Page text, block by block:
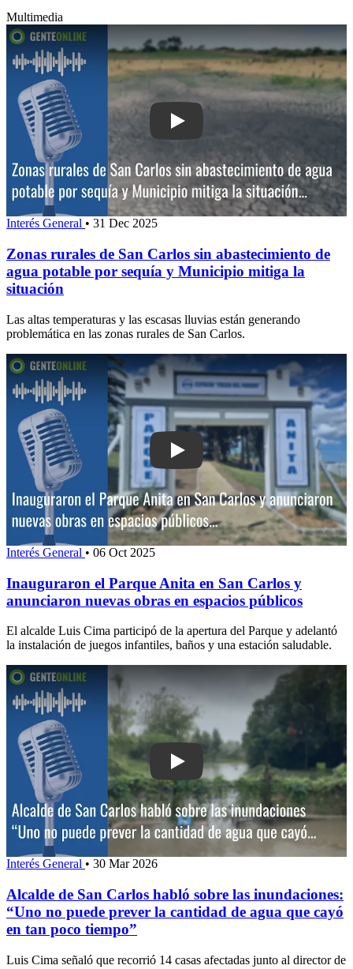
Multimedia
Play: Zonas rurales de San Carlos
Interés General • 31 Dec 2025
Zonas rurales de San Carlos sin abastecimiento de
agua potable por sequía y Municipio mitiga la
situación
Las altas temperaturas y las escasas lluvias están generando
problemática en las zonas rurales de San Carlos.
Play: Inauguraron el Parque Anita en
Interés General • 06 Oct 2025
Inauguraron el Parque Anita en San Carlos y
anunciaron nuevas obras en espacios públicos
El alcalde Luis Cima participó de la apertura del Parque y adelantó
la instalación de juegos infantiles, baños y una estación saludable.
Play: Alcalde de San Carlos habló
Interés General • 30 Mar 2026
Alcalde de San Carlos habló sobre las inundaciones:
“Uno no puede prever la cantidad de agua que cayó
en tan poco tiempo”
Luis Cima señaló que recorrió 14 casas afectadas junto al director de